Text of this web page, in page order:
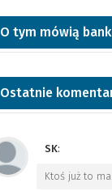
O tym mówią
Ostatnie
SK:
Ktoś już to